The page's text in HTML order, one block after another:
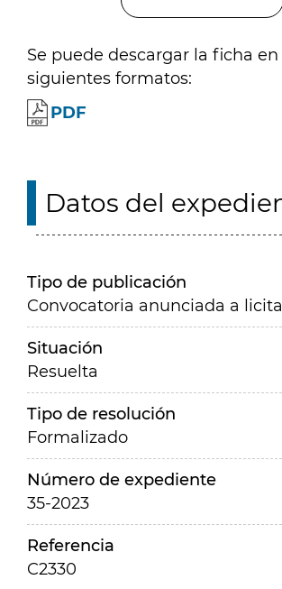
Se puede descargar la ficha en
siguientes formatos:
PDF
Datos del
Tipo de publicación
Convocatoria anunciada a
Situación
Resuelta
Tipo de resolución
Formalizado
Número de expediente
35-2023
Referencia
C2330